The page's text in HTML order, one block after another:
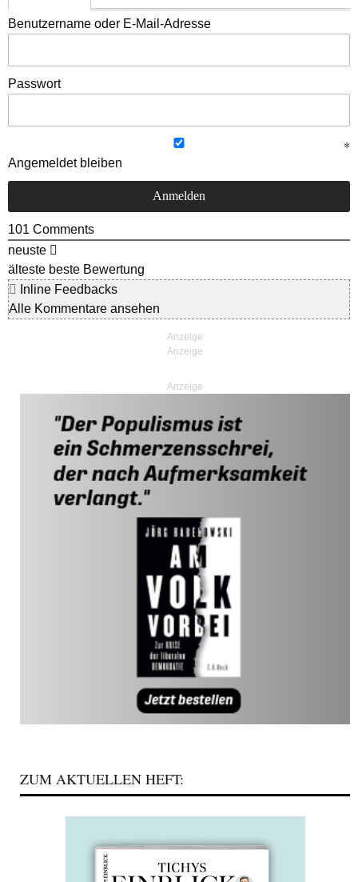
Benutzername oder E-Mail-Adresse
Passwort
Angemeldet bleiben
101 Comments
neuste
älteste beste Bewertung
Inline Feedbacks
Alle Kommentare ansehen
Anzeige
ZUM AKTUELLEN HEFT: